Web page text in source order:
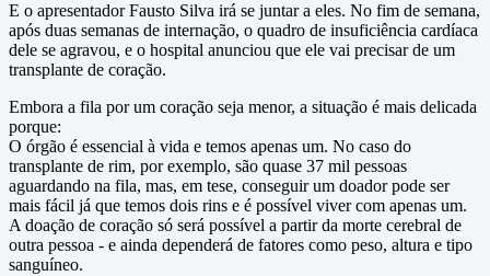
E o apresentador Fausto Silva irá se juntar a eles. No fim de semana,
após duas semanas de internação, o quadro de insuficiência cardíaca
dele se agravou, e o hospital anunciou que ele vai precisar de um
transplante de coração.
Embora a fila por um coração seja menor, a situação é mais delicada
porque:
O órgão é essencial à vida e temos apenas um. No caso do
transplante de rim, por exemplo, são quase 37 mil pessoas
aguardando na fila, mas, em tese, conseguir um doador pode ser
mais fácil já que temos dois rins e é possível viver com apenas um.
A doação de coração só será possível a partir da morte cerebral de
outra pessoa - e ainda dependerá de fatores como peso, altura e tipo
sanguíneo.